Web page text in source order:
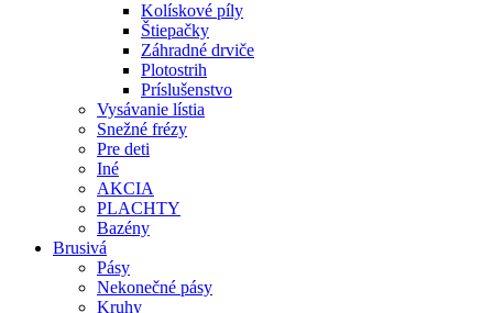
Kolískové píly
Štiepačky
Záhradné drviče
Plotostrih
Príslušenstvo
Vysávanie lístia
Snežné frézy
Pre deti
Iné
AKCIA
PLACHTY
Bazény
Brusivá
Pásy
Nekonečné pásy
Kruhy